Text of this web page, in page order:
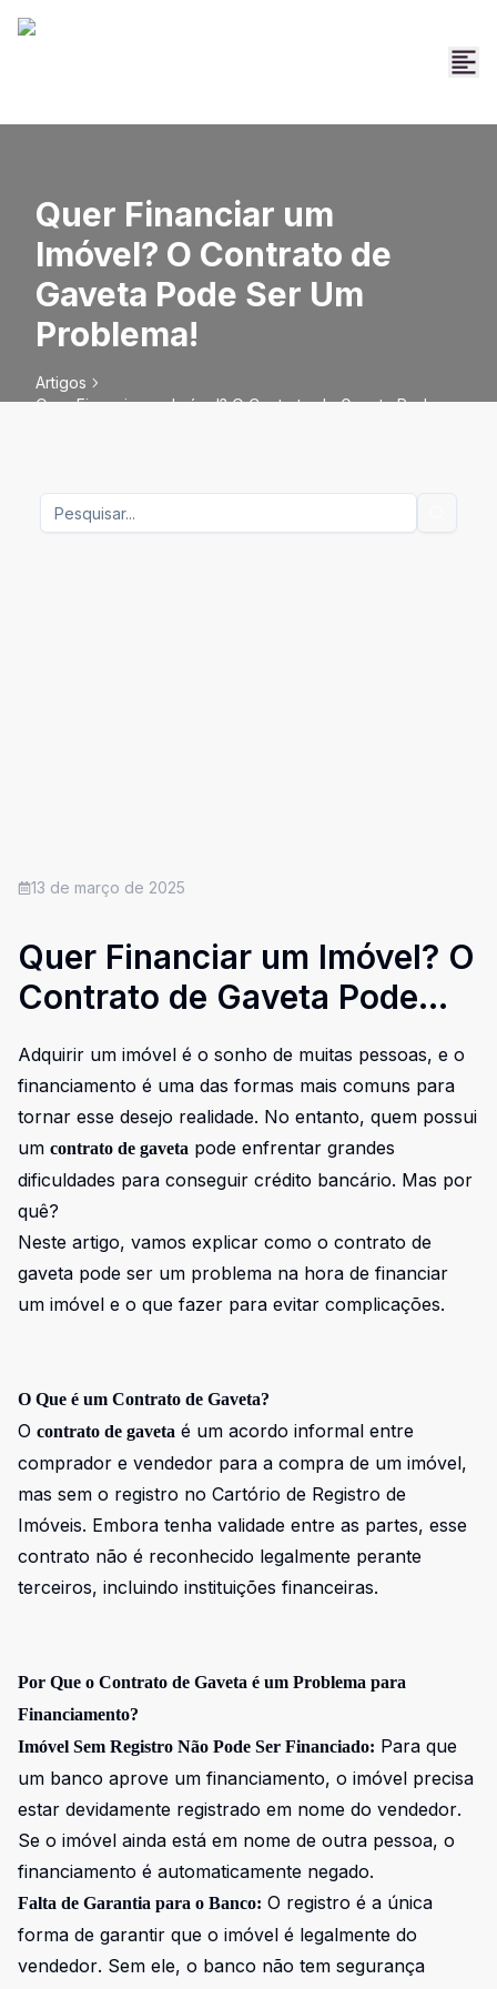
Quer Financiar um
Imóvel? O Contrato de
Gaveta Pode Ser Um
Problema!
Artigos
Quer Financiar um Imóvel? O Contrato de Gaveta Pode
13 de março de 2025
Quer Financiar um Imóvel? O
Contrato de Gaveta Pode
Ser Um Problema!
Adquirir um imóvel é o sonho de muitas pessoas, e o
financiamento é uma das formas mais comuns para
tornar esse desejo realidade. No entanto, quem possui
um contrato de gaveta pode enfrentar grandes
dificuldades para conseguir crédito bancário. Mas por
quê?
Neste artigo, vamos explicar como o contrato de
gaveta pode ser um problema na hora de financiar
um imóvel e o que fazer para evitar complicações.
O Que é um Contrato de Gaveta?
O contrato de gaveta é um acordo informal entre
comprador e vendedor para a compra de um imóvel,
mas sem o registro no Cartório de Registro de
Imóveis. Embora tenha validade entre as partes, esse
contrato não é reconhecido legalmente perante
terceiros, incluindo instituições financeiras.
Por Que o Contrato de Gaveta é um Problema para
Financiamento?
Imóvel Sem Registro Não Pode Ser Financiado: Para que
um banco aprove um financiamento, o imóvel precisa
estar devidamente registrado em nome do vendedor.
Se o imóvel ainda está em nome de outra pessoa, o
financiamento é automaticamente negado.
Falta de Garantia para o Banco: O registro é a única
forma de garantir que o imóvel é legalmente do
vendedor. Sem ele, o banco não tem segurança